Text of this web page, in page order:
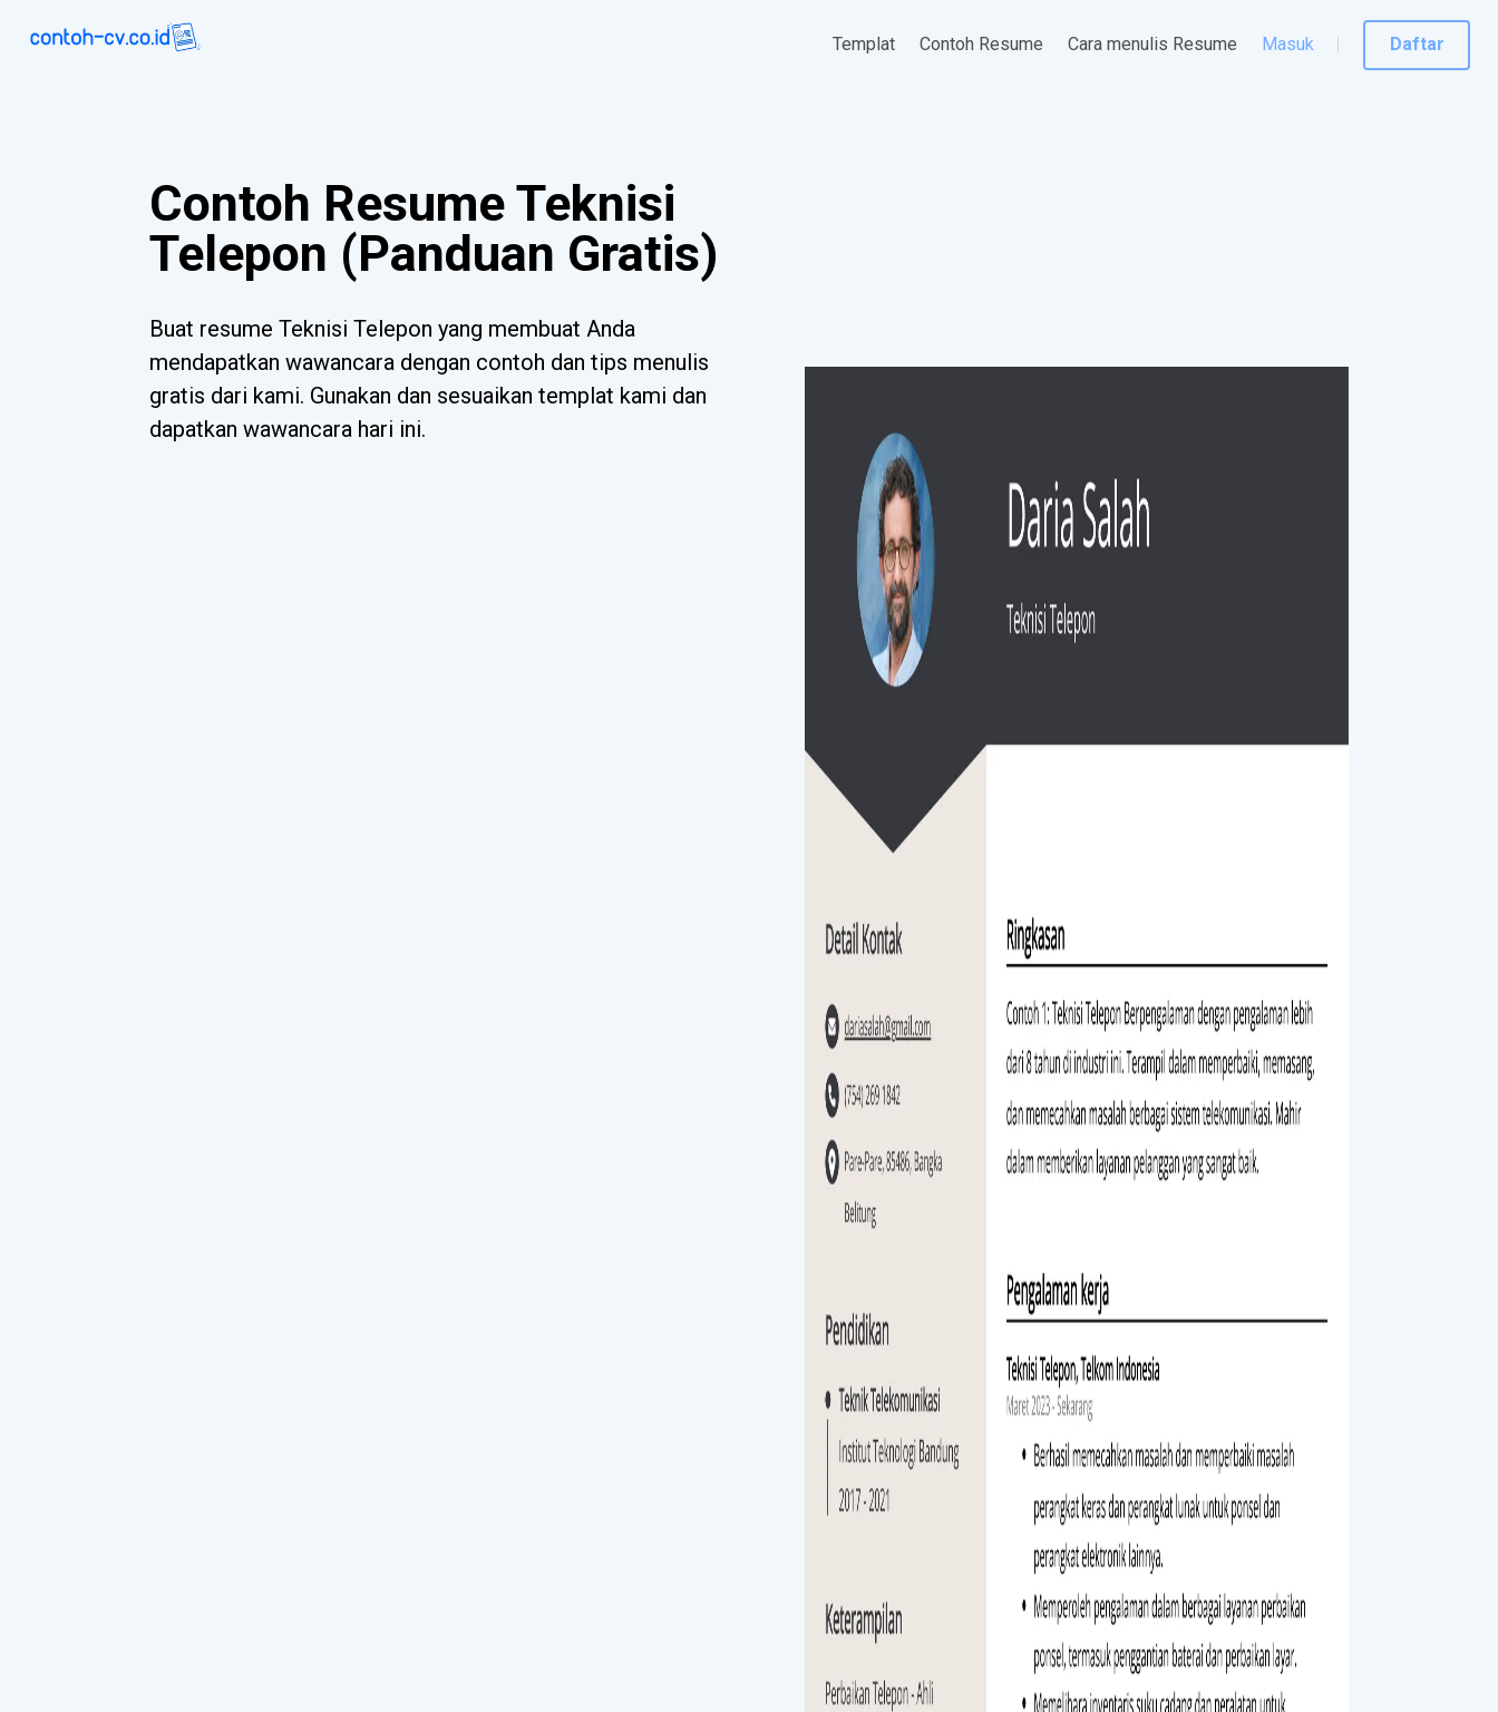
Templat Contoh Resume Cara menulis Resume Masuk Daftar
Contoh Resume Teknisi
Telepon (Panduan Gratis)
Buat resume Teknisi Telepon yang membuat Anda
mendapatkan wawancara dengan contoh dan tips menulis
gratis dari kami. Gunakan dan sesuaikan templat kami dan
dapatkan wawancara hari ini.